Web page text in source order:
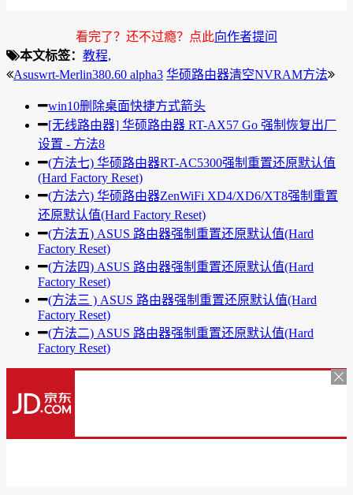
看完了？还不过瘾？点此向作者提问
本文标签： 教程,
Asuswrt-Merlin380.60 alpha3 华硕路由器清空NVRAM方法
win10删除桌面快捷方式箭头
[无线路由器] 华硕路由器 RT-AX57 Go 强制恢复出厂
设置 - 方法8
(方法七) 华硕路由器RT-AC5300强制重置还原默认值
(Hard Factory Reset)
(方法六) 华硕路由器ZenWiFi XD4/XD6/XT8强制重置
还原默认值(Hard Factory Reset)
(方法五) ASUS 路由器强制重置还原默认值(Hard
Factory Reset)
(方法四) ASUS 路由器强制重置还原默认值(Hard
Factory Reset)
(方法三 ) ASUS 路由器强制重置还原默认值(Hard
Factory Reset)
(方法二) ASUS 路由器强制重置还原默认值(Hard
Factory Reset)